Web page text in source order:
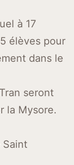
à 17
élèves pour
dans le
seront
la Mysore.
Saint